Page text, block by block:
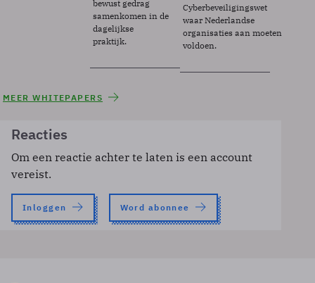
bewust gedrag
samenkomen in de
dagelijkse
praktijk.
Cyberbeveiligingswet
waar Nederlandse
organisaties aan moeten
voldoen.
MEER WHITEPAPERS
Reacties
Om een reactie achter te laten is een account
vereist.
Inloggen Word abonnee